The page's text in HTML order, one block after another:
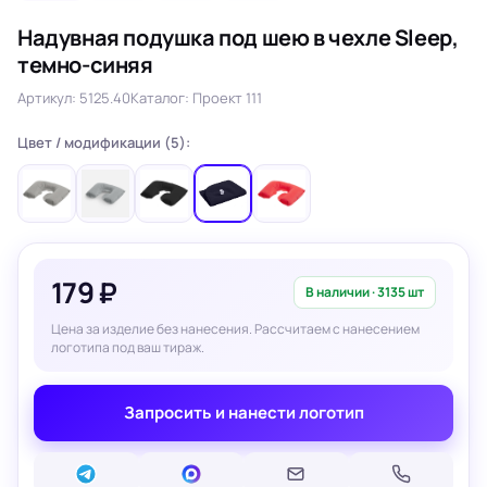
Надувная подушка под шею в чехле Sleep,
темно-синяя
Артикул: 5125.40Каталог: Проект 111
Цвет / модификации (5):
179 ₽ В наличии · 3135 шт
Цена за изделие без нанесения. Рассчитаем с нанесением
логотипа под ваш тираж.
Запросить и нанести логотип